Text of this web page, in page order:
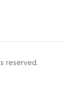
reserved.